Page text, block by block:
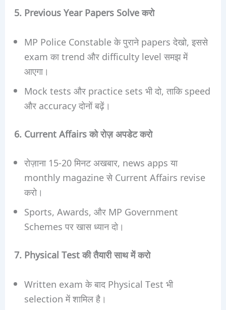
5. Previous Year Papers Solve करो
MP Police Constable के पुराने papers देखो, इससे
exam का trend और difficulty level समझ में
आएगा।
Mock tests और practice sets भी दो, ताकि speed
और accuracy दोनों बढ़ें।
6. Current Affairs को रोज़ अपडेट करो
रोज़ाना 15-20 मिनट अखबार, news apps या
monthly magazine से Current Affairs revise
करो।
Sports, Awards, और MP Government
Schemes पर खास ध्यान दो।
7. Physical Test की तैयारी साथ में करो
Written exam के बाद Physical Test भी
selection में शामिल है।